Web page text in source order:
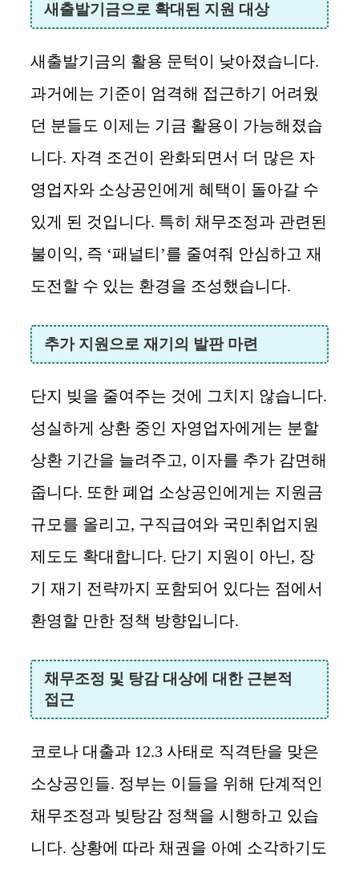
새출발기금으로 확대된 지원 대상
새출발기금의 활용 문턱이 낮아졌습니다.
과거에는 기준이 엄격해 접근하기 어려웠
던 분들도 이제는 기금 활용이 가능해졌습
니다. 자격 조건이 완화되면서 더 많은 자
영업자와 소상공인에게 혜택이 돌아갈 수
있게 된 것입니다. 특히 채무조정과 관련된
불이익, 즉 ‘패널티’를 줄여줘 안심하고 재
도전할 수 있는 환경을 조성했습니다.
추가 지원으로 재기의 발판 마련
단지 빚을 줄여주는 것에 그치지 않습니다.
성실하게 상환 중인 자영업자에게는 분할
상환 기간을 늘려주고, 이자를 추가 감면해
줍니다. 또한 폐업 소상공인에게는 지원금
규모를 올리고, 구직급여와 국민취업지원
제도도 확대합니다. 단기 지원이 아닌, 장
기 재기 전략까지 포함되어 있다는 점에서
환영할 만한 정책 방향입니다.
채무조정 및 탕감 대상에 대한 근본적
접근
코로나 대출과 12.3 사태로 직격탄을 맞은
소상공인들. 정부는 이들을 위해 단계적인
채무조정과 빚탕감 정책을 시행하고 있습
니다. 상황에 따라 채권을 아예 소각하기도